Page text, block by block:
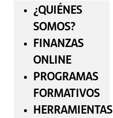
¿QUIÉNES
SOMOS?
FINANZAS
ONLINE
PROGRAMAS
FORMATIVOS
HERRAMIENTAS